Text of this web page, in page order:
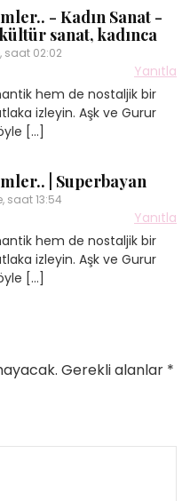
- Kadın Sanat -
sanat, kadınca
saat 02:02
Yanıtla
hem de nostaljik bir
izleyin. Aşk ve Gurur
[…]
| Superbayan
saat 13:54
Yanıtla
hem de nostaljik bir
izleyin. Aşk ve Gurur
[…]
Gerekli alanlar *